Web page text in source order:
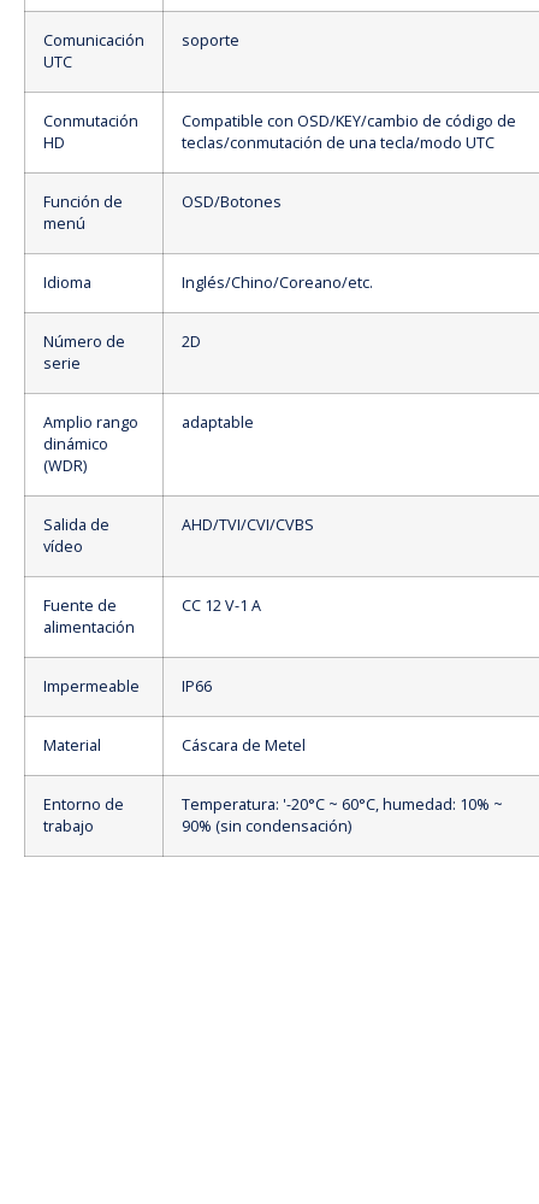
Comunicación
UTC
soporte
Conmutación
HD
Compatible con OSD/KEY/cambio de código de
teclas/conmutación de una tecla/modo UTC
Función de
menú
OSD/Botones
Idioma Inglés/Chino/Coreano/etc.
Número de
serie
2D
Amplio rango
dinámico
(WDR)
adaptable
Salida de
vídeo
AHD/TVI/CVI/CVBS
Fuente de
alimentación
CC 12 V-1 A
Impermeable IP66
Material Cáscara de Metel
Entorno de
trabajo
Temperatura: '-20°C ~ 60°C, humedad: 10% ~
90% (sin condensación)